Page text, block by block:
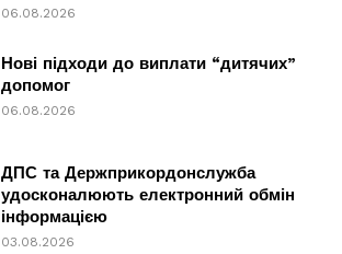
06.08.2026
Нові підходи до виплати “дитячих”
допомог
06.08.2026
ДПС та Держприкордонслужба
удосконалюють електронний обмін
інформацією
03.08.2026